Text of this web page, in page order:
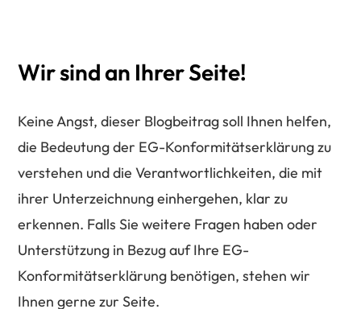
Wirsindan IhrerSeite!
Keine Angst, dieser Blogbeitrag soll Ihnen helfen,
die Bedeutung der EG-Konformitätserklärung zu
verstehen und die Verantwortlichkeiten, die mit
ihrer Unterzeichnung einhergehen, klar zu
erkennen. Falls Sie weitere Fragen haben oder
Unterstützung in Bezug auf Ihre EG-
Konformitätserklärung benötigen, stehen wir
Ihnen gerne zur Seite.